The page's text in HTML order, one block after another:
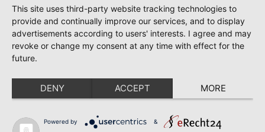
This site uses third-party website tracking technologies to
provide and continually improve our services, and to display
advertisements according to users' interests. I agree and may
revoke or change my consent at any time with effect for the
future.
DENY ACCEPT MORE
Powered by &